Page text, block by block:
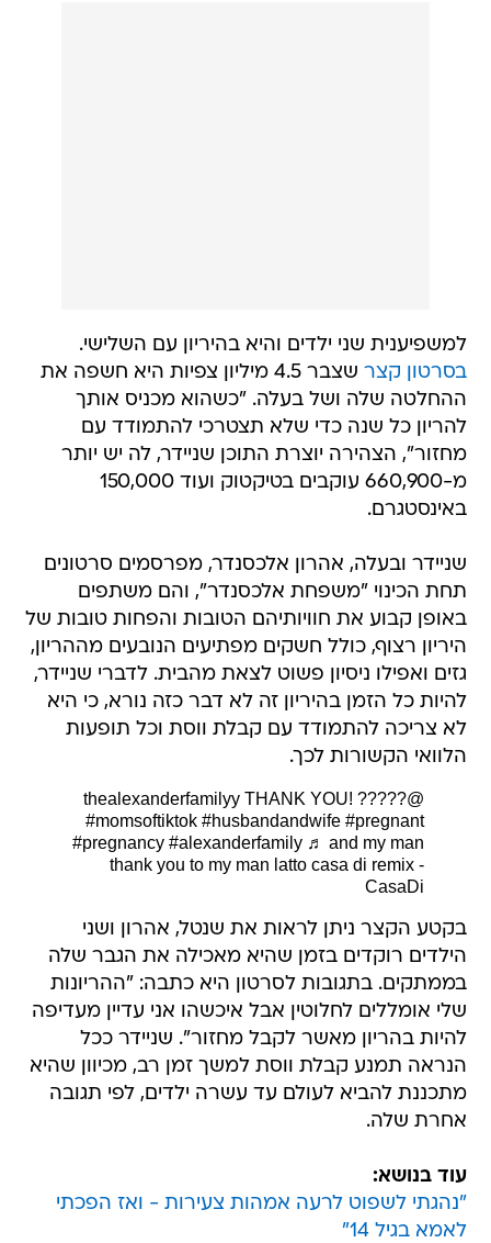
למשפיענית שני ילדים והיא בהיריון עם השלישי.
בסרטון קצר
שצבר 4.5 מיליון צפיות היא חשפה את
ההחלטה שלה ושל בעלה. "כשהוא מכניס אותך
להריון כל שנה כדי שלא תצטרכי להתמודד עם
מחזור", הצהירה יוצרת התוכן שניידר, לה יש יותר
מ-660,900 עוקבים בטיקטוק ועוד 150,000
באינסטגרם.
שניידר ובעלה, אהרון אלכסנדר, מפרסמים סרטונים
תחת הכינוי "משפחת אלכסנדר", והם משתפים
באופן קבוע את חוויותיהם הטובות והפחות טובות של
היריון רצוף, כולל חשקים מפתיעים הנובעים מההריון,
גזים ואפילו ניסיון פשוט לצאת מהבית. לדברי שניידר,
להיות כל הזמן בהיריון זה לא דבר כזה נורא, כי היא
לא צריכה להתמודד עם קבלת ווסת וכל תופעות
הלוואי הקשורות לכך.
@thealexanderfamilyy
THANK YOU! ?????
#momsoftiktok #husbandandwife #pregnant
#pregnancy #alexanderfamily ♬ and my man
thank you to my man latto casa di remix -
CasaDi
בקטע הקצר ניתן לראות את שנטל, אהרון ושני
הילדים רוקדים בזמן שהיא מאכילה את הגבר שלה
בממתקים. בתגובות לסרטון היא כתבה: "ההריונות
שלי אומללים לחלוטין אבל איכשהו אני עדיין מעדיפה
להיות בהריון מאשר לקבל מחזור". שניידר ככל
הנראה תמנע קבלת ווסת למשך זמן רב, מכיוון שהיא
מתכננת להביא לעולם עד עשרה ילדים, לפי תגובה
אחרת שלה.
עוד בנושא:
"נהגתי לשפוט לרעה אמהות צעירות - ואז הפכתי
לאמא בגיל 14"